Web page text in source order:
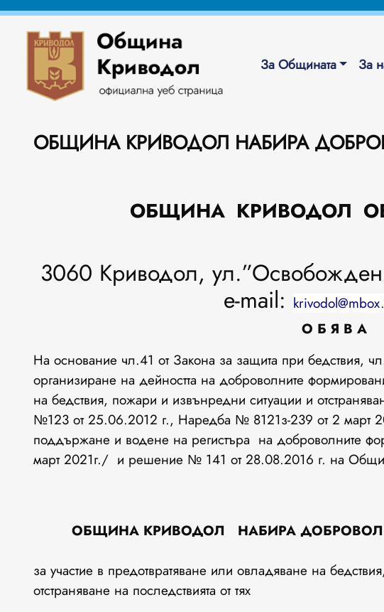
За Общината За
ОБЩИНА КРИВОДОЛ НАБИРА
ОБЩИНА КРИВОДОЛ
3060 Криводол,
e-mail:
О Б Я В А
На основание чл.41 от Закона за защита при бедствия,
организиране на дейността на доброволните
на бедствия, пожари и извънредни ситуации и
№123 от 25.06.2012 г., Наредба № 8121з-239 от 2 март
поддържане и водене на регистъра на доброволните
март 2021г./ и решение № 141 от 28.08.2016 г. на
ОБЩИНА КРИВОДОЛ НАБИРА
за участие в предотвратяване или овладяване на
отстраняване на последствията от тях